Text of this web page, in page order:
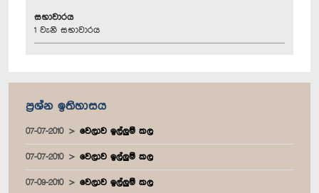
සභාවාරය
1 වැනි සභාවාරය
ප්‍රශ්න ඉතිහාසය
07-07-2010 වෙලාව ඉල්ලුම් කල
07-07-2010 වෙලාව ඉල්ලුම් කල
07-09-2010 වෙලාව ඉල්ලුම් කල